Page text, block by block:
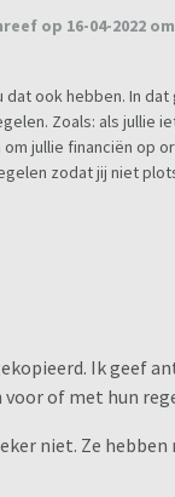
op 16-04-2022 om
dat ook hebben. In
Zoals: als jullie
jullie financiën op
zodat jij niet
Ik geef
voor of met hun
niet. Ze